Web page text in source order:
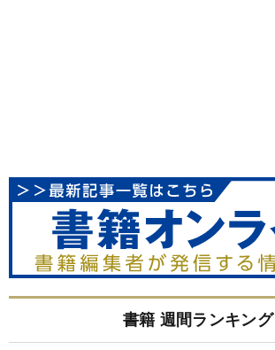
書籍 週間ランキング